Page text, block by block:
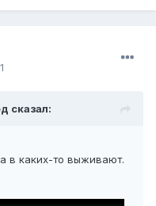
сказал:
в каких-то выживают.